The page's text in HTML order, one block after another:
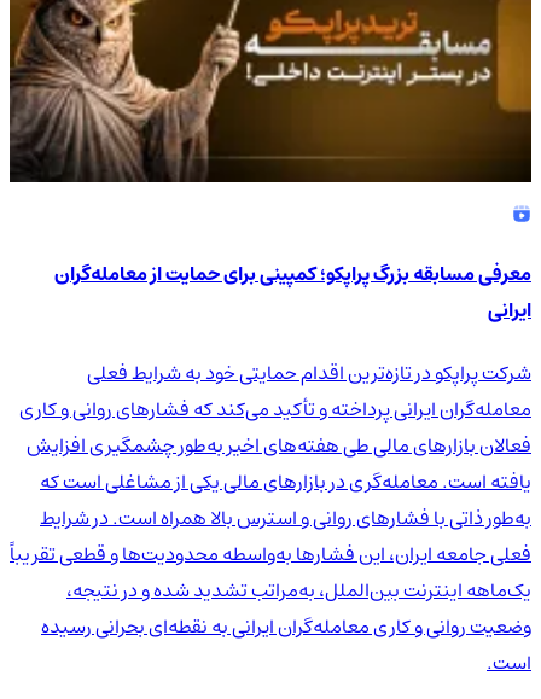
معرفی مسابقه بزرگ پراپکو؛ کمپینی برای حمایت از معامله‌گران
ایرانی
شرکت پراپکو در تازه‌ترین اقدام حمایتی خود به شرایط فعلی
معامله‌گران ایرانی پرداخته و تأکید می‌کند که فشارهای روانی و کاری
فعالان بازارهای مالی طی هفته‌های اخیر به‌طور چشمگیری افزایش
یافته است. معامله‌گری در بازارهای مالی یکی از مشاغلی است که
به‌طور ذاتی با فشارهای روانی و استرس بالا همراه است. در شرایط
فعلی جامعه ایران، این فشارها به‌واسطه محدودیت‌ها و قطعی تقریباً
یک‌ماهه اینترنت بین‌الملل، به‌مراتب تشدید شده و در نتیجه،
وضعیت روانی و کاری معامله‌گران ایرانی به نقطه‌ای بحرانی رسیده
است.